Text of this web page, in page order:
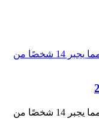
عاصفة قوية تضرب شوارع القاهرة، مما يجبر 14 شخصًا من
عاصفة قوية تضرب شوارع القاهرة، مما يجبر 14 شخصًا من